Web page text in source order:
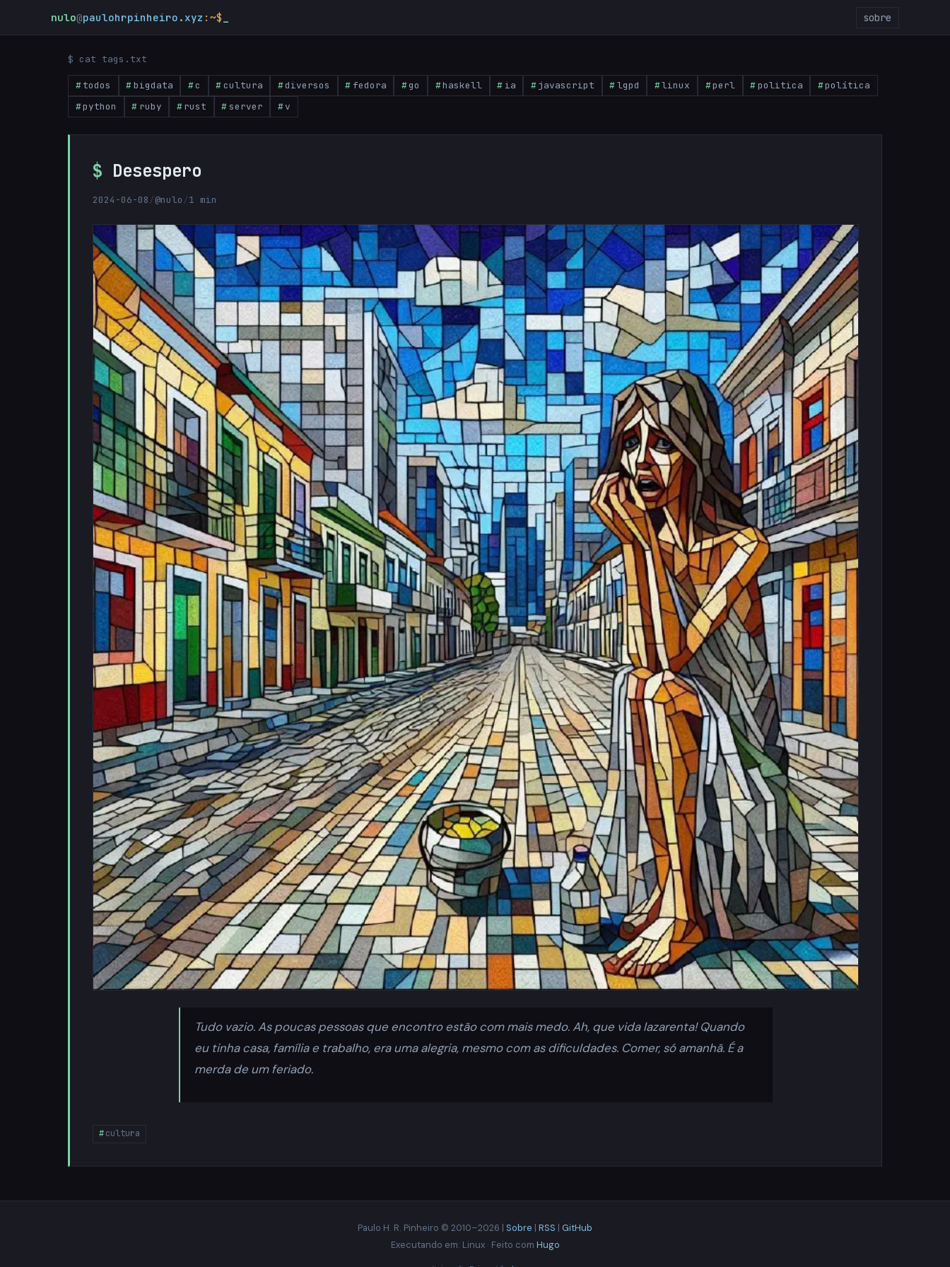
nulo@paulohrpinheiro.xyz :~$ sobre
$ cat tags.txt
todos bigdata c cultura diversos fedora go haskell ia javascript lgpd linux perl politica
política
python
ruby rust server v
Desespero
2024-06-08 /@nulo /1 min
Tudo vazio. As poucas pessoas que encontro estão com mais medo. Ah, que vida lazarenta! Quando
eu tinha casa, família e trabalho, era uma alegria, mesmo com as dificuldades. Comer, só amanhã. É a
merda de um feriado.
cultura
Paulo H. R. Pinheiro © 2010–2026 | Sobre | RSS | GitHub
Executando em: Linux · Feito com Hugo